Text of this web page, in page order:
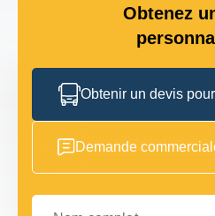
Obtenez
Obtenir un devis
Demande
Nom complet